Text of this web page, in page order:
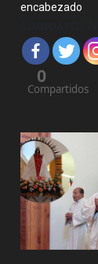
encabezado
0
Compartidos